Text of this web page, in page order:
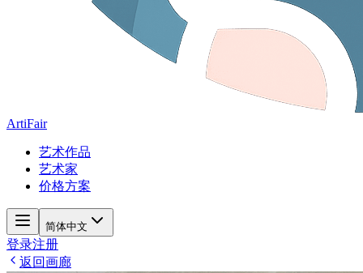
ArtiFair
艺术作品
艺术家
价格方案
简体中文
登录注册
返回画廊